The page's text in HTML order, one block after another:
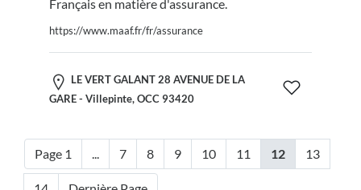
Français en matière d'assurance.
https://www.maaf.fr/fr/assurance
LE VERT GALANT 28 AVENUE DE LA
GARE - Villepinte, OCC 93420
Page 1 ... 7 8 9 10 11 12 13